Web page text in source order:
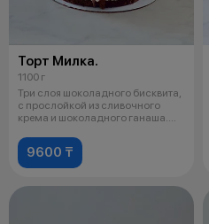
Торт Милка.
1100 г
Три слоя шоколадного бисквита,
с прослойкой из сливочного
крема и шоколадного ганаша.
9600 ₸